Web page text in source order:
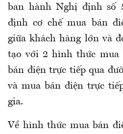
ban hành Nghị định số
định cơ chế mua bán
giữa khách hàng lớn và
tạo với 2 hình thức mua
bán điện trực tiếp qua
và mua bán điện trực
gia.
Về hình thức mua bán